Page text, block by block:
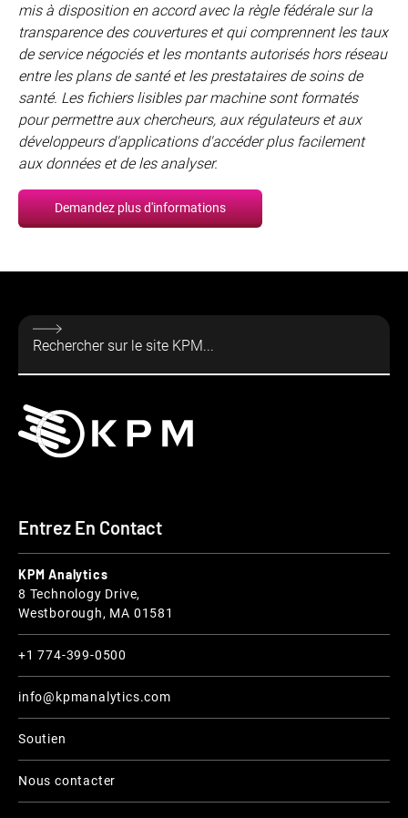
mis à disposition en accord avec la règle fédérale sur la
transparence des couvertures et qui comprennent les taux
de service négociés et les montants autorisés hors réseau
entre les plans de santé et les prestataires de soins de
santé. Les fichiers lisibles par machine sont formatés
pour permettre aux chercheurs, aux régulateurs et aux
développeurs d'applications d'accéder plus facilement
aux données et de les analyser.
Demandez plus d'informations
Entrez En Contact
KPM Analytics
8 Technology Drive,
Westborough, MA 01581
+1 774-399-0500
info@kpmanalytics.com
Soutien
Nous contacter